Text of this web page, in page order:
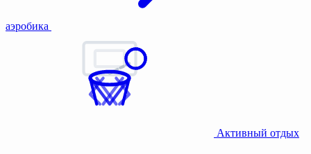
аэробика
Активный отдых